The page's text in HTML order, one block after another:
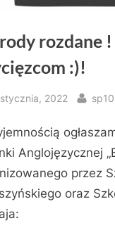
rozdane
:)!
2022 By
sp10
Anglojęzycznej
przez
oraz